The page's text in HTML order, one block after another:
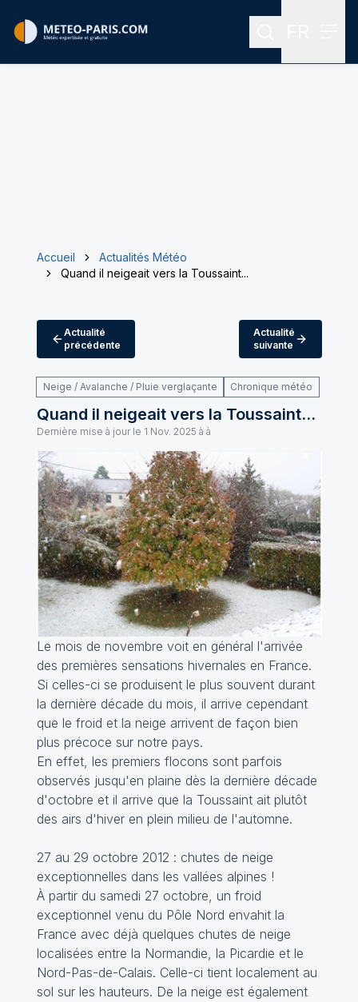
Rechercher
Accueil
Actualités Météo
Quand il neigeait vers la Toussaint...
Actualité
précédente
Actualité
suivante
Neige / Avalanche / Pluie verglaçante Chronique météo
Quand il neigeait vers la Toussaint...
Dernière mise à jour le 1 Nov. 2025 à à
Le mois de novembre voit en général l'arrivée
des premières sensations hivernales en France.
Si celles-ci se produisent le plus souvent durant
la dernière décade du mois, il arrive cependant
que le froid et la neige arrivent de façon bien
plus précoce sur notre pays.
En effet, les premiers flocons sont parfois
observés jusqu'en plaine dès la dernière décade
d'octobre et il arrive que la Toussaint ait plutôt
des airs d'hiver en plein milieu de l'automne.
27 au 29 octobre 2012 : chutes de neige
exceptionnelles dans les vallées alpines !
À partir du samedi 27 octobre, un froid
exceptionnel venu du Pôle Nord envahit la
France avec déjà quelques chutes de neige
localisées entre la Normandie, la Picardie et le
Nord-Pas-de-Calais. Celle-ci tient localement au
sol sur les hauteurs. De la neige est également